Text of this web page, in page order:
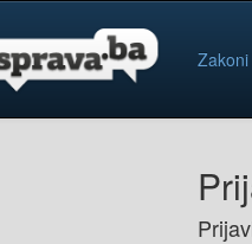
Zakoni